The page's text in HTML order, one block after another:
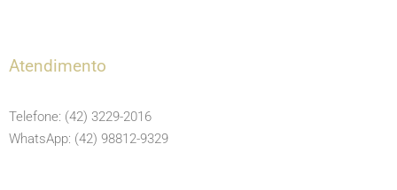
e
o
o
t
g
r
b
e
Atendimento
Telefone: (42) 3229-2016
WhatsApp: (42) 98812-9329